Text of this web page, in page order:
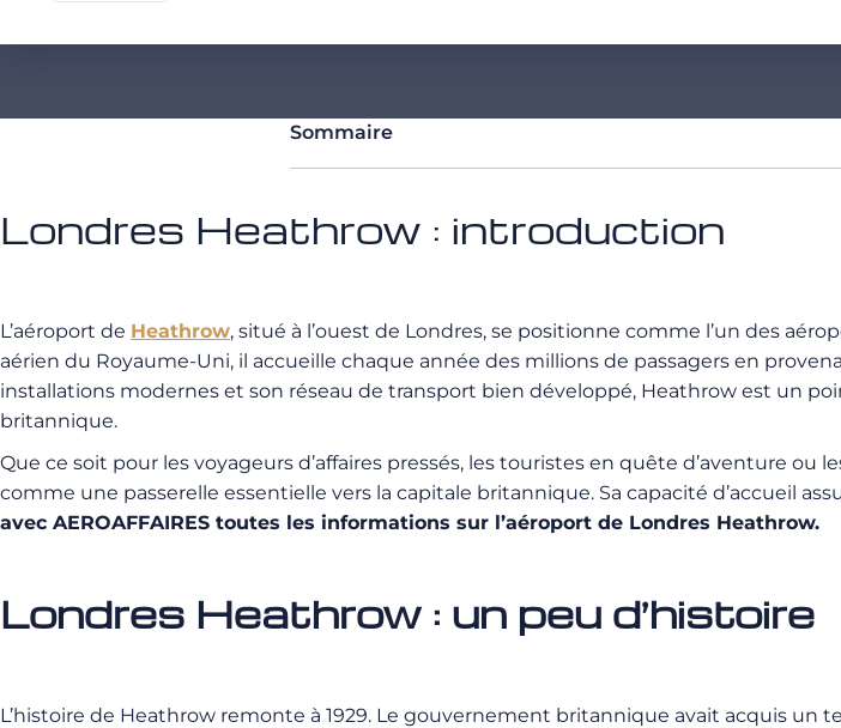
Sommaire
Londres Heathrow : introduction
L’aéroport de Heathrow, situé à l’ouest de Londres, se positionne comme l’un des
aérien du Royaume-Uni, il accueille chaque année des millions de passagers en
installations modernes et son réseau de transport bien développé, Heathrow est un
britannique.
Que ce soit pour les voyageurs d’affaires pressés, les touristes en quête d’aventure
comme une passerelle essentielle vers la capitale britannique. Sa capacité d’accueil
avec AEROAFFAIRES toutes les informations sur l’aéroport de Londres Heathrow.
Londres Heathrow : un peu d’histoire
L’histoire de Heathrow remonte à 1929. Le gouvernement britannique avait acquis un